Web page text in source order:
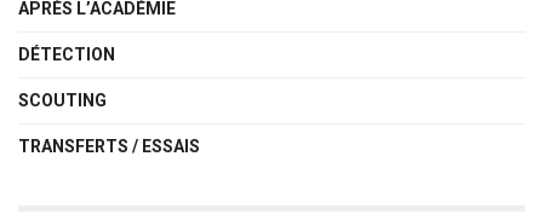
APRÈS L’ACADÉMIE
DÉTECTION
SCOUTING
TRANSFERTS / ESSAIS